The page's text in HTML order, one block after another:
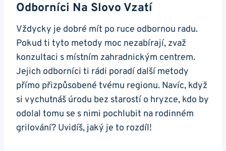
Odborníci Na Slovo Vzatí
Vždycky je dobré mít po ruce odbornou radu.
Pokud ti tyto metody moc nezabírají, zvaž
konzultaci s místním zahradnickým centrem.
Jejich odborníci ti rádi poradí další metody
přímo přizpůsobené tvému regionu. Navíc, když
si vychutnáš úrodu bez starostí o hryzce, kdo by
odolal tomu se s nimi pochlubit na rodinném
grilování? Uvidíš, jaký je to rozdíl!